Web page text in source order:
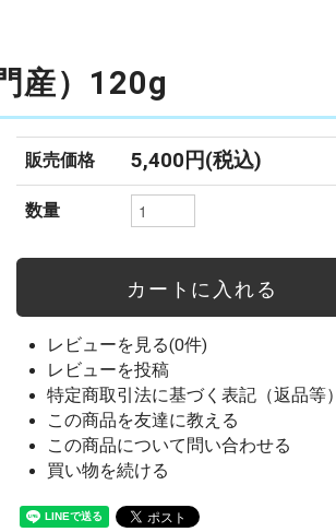
産）120g
販売価格 5,400円(税込)
数量
レビューを見る(0件)
レビューを投稿
特定商取引法に基づく表記（返品等）
この商品を友達に教える
この商品について問い合わせる
買い物を続ける